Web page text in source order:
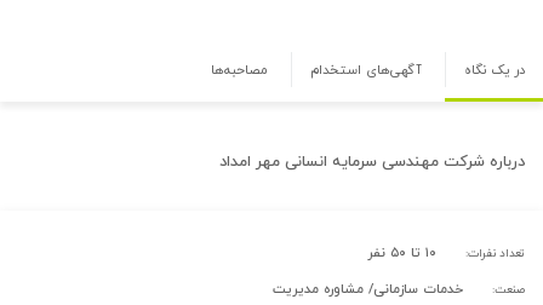
در یک نگاه آگهی‌های استخدام مصاحبه‌ها
درباره شرکت مهندسی سرمایه انسانی مهر امداد
تعداد نفرات: ۱۰ تا ۵۰ نفر
صنعت: خدمات سازمانی/ مشاوره مدیریت